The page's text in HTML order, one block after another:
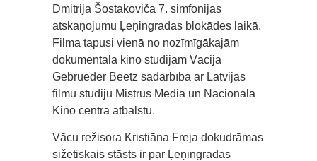
Dmitrija Šostakoviča 7. simfonijas
atskaņojumu Ļeņingradas blokādes laikā.
Filma tapusi vienā no nozīmīgākajām
dokumentālā kino studijām Vācijā
Gebrueder Beetz sadarbībā ar Latvijas
filmu studiju Mistrus Media un Nacionālā
Kino centra atbalstu.
Vācu režisora Kristiāna Freja dokudrāmas
sižetiskais stāsts ir par Ļeņingradas